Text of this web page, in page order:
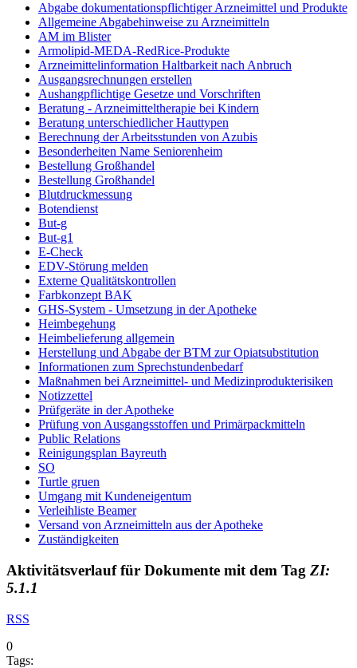
Abgabe dokumentationspflichtiger Arzneimittel und Produkte
Allgemeine Abgabehinweise zu Arzneimitteln
AM im Blister
Armolipid-MEDA-RedRice-Produkte
Arzneimittelinformation Haltbarkeit nach Anbruch
Ausgangsrechnungen erstellen
Aushangpflichtige Gesetze und Vorschriften
Beratung - Arzneimitteltherapie bei Kindern
Beratung unterschiedlicher Hauttypen
Berechnung der Arbeitsstunden von Azubis
Besonderheiten Name Seniorenheim
Bestellung Großhandel
Bestellung Großhandel
Blutdruckmessung
Botendienst
But-g
But-g1
E-Check
EDV-Störung melden
Externe Qualitätskontrollen
Farbkonzept BAK
GHS-System - Umsetzung in der Apotheke
Heimbegehung
Heimbelieferung allgemein
Herstellung und Abgabe der BTM zur Opiatsubstitution
Informationen zum Sprechstundenbedarf
Maßnahmen bei Arzneimittel- und Medizinprodukterisiken
Notizzettel
Prüfgeräte in der Apotheke
Prüfung von Ausgangsstoffen und Primärpackmitteln
Public Relations
Reinigungsplan Bayreuth
SO
Turtle gruen
Umgang mit Kundeneigentum
Verleihliste Beamer
Versand von Arzneimitteln aus der Apotheke
Zuständigkeiten
Aktivitätsverlauf für Dokumente mit dem Tag ZI:
5.1.1
RSS
0
Tags: